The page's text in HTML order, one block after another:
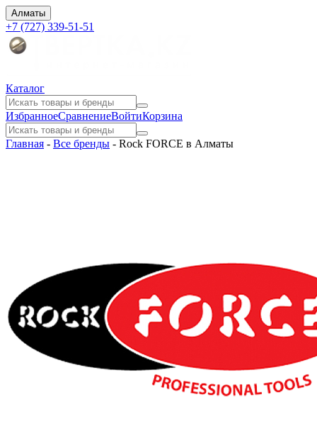
Алматы
+7 (727) 339-51-51
Каталог
ИзбранноеСравнениеВойтиКорзина
Главная - Все бренды - Rock FORCE в Алматы